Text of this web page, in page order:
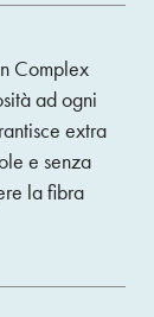
Complex
ad ogni
extra
e senza
la fibra